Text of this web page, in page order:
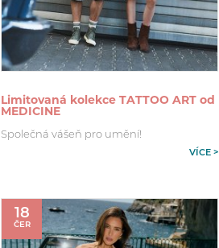
Limitovaná kolekce TATTOO ART od
MEDICINE
Společná vášeň pro umění!
VÍCE >
18
ČER